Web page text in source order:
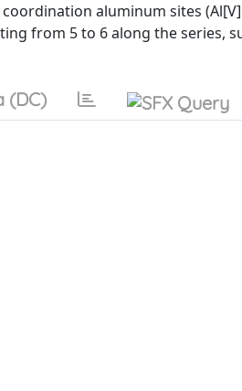
aluminum sites (Al[V]
from 5 to 6 along the series,
(DC)